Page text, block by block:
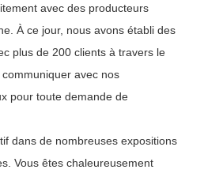
avec des producteurs
À ce jour, nous avons établi des
plus de 200 clients à travers le
avec nos
pour toute demande de
dans de nombreuses expositions
Vous êtes chaleureusement